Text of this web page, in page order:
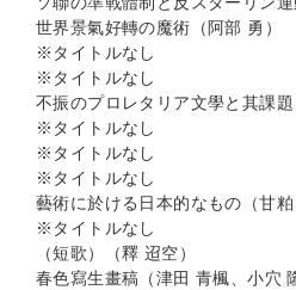
世界景氣好轉の魔術（阿部 勇）
※タイトルなし
※タイトルなし
不振のプロレタリア文學と其課題
※タイトルなし
※タイトルなし
※タイトルなし
藝術に於ける日本的なもの（甘粕
※タイトルなし
（短歌）（釋 迢空）
春色寫生畫稿（津田 青楓、小穴